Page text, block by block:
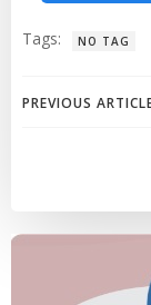
Tags: NO TAG
PREVIOUS